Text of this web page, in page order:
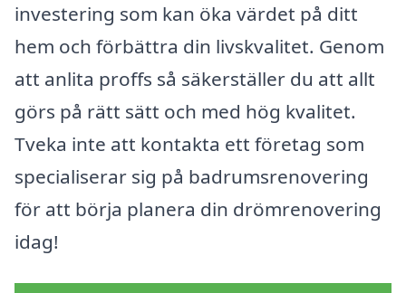
investering som kan öka värdet på ditt
hem och förbättra din livskvalitet. Genom
att anlita proffs så säkerställer du att allt
görs på rätt sätt och med hög kvalitet.
Tveka inte att kontakta ett företag som
specialiserar sig på badrumsrenovering
för att börja planera din drömrenovering
idag!